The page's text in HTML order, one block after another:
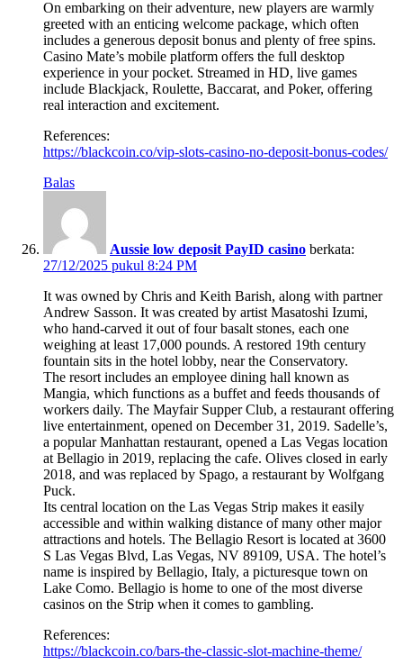
On embarking on their adventure, new players are warmly
greeted with an enticing welcome package, which often
includes a generous deposit bonus and plenty of free spins.
Casino Mate’s mobile platform offers the full desktop
experience in your pocket. Streamed in HD, live games
include Blackjack, Roulette, Baccarat, and Poker, offering
real interaction and excitement.
References:
https://blackcoin.co/vip-slots-casino-no-deposit-bonus-codes/
Balas
Aussie low deposit PayID casino berkata:
27/12/2025 pukul 8:24 PM
It was owned by Chris and Keith Barish, along with partner
Andrew Sasson. It was created by artist Masatoshi Izumi,
who hand-carved it out of four basalt stones, each one
weighing at least 17,000 pounds. A restored 19th century
fountain sits in the hotel lobby, near the Conservatory.
The resort includes an employee dining hall known as
Mangia, which functions as a buffet and feeds thousands of
workers daily. The Mayfair Supper Club, a restaurant offering
live entertainment, opened on December 31, 2019. Sadelle’s,
a popular Manhattan restaurant, opened a Las Vegas location
at Bellagio in 2019, replacing the cafe. Olives closed in early
2018, and was replaced by Spago, a restaurant by Wolfgang
Puck.
Its central location on the Las Vegas Strip makes it easily
accessible and within walking distance of many other major
attractions and hotels. The Bellagio Resort is located at 3600
S Las Vegas Blvd, Las Vegas, NV 89109, USA. The hotel’s
name is inspired by Bellagio, Italy, a picturesque town on
Lake Como. Bellagio is home to one of the most diverse
casinos on the Strip when it comes to gambling.
References:
https://blackcoin.co/bars-the-classic-slot-machine-theme/